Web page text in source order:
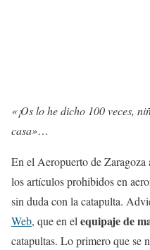
«¡Os lo he dicho 100 veces,
casa»…
En el Aeropuerto de
los artículos prohibidos en
sin duda con la catapulta.
Web, que en elequipaje de
catapultas. Lo primero que se